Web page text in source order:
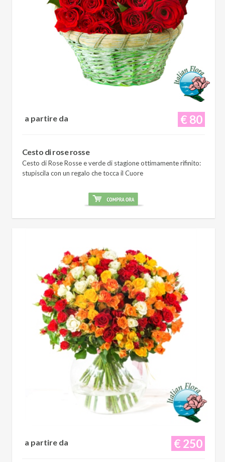
€ 80
a partire da
Cesto di rose rosse
Cesto di Rose Rosse e verde di stagione ottimamente rifinito:
stupiscila con un regalo che tocca il Cuore
€ 250
a partire da